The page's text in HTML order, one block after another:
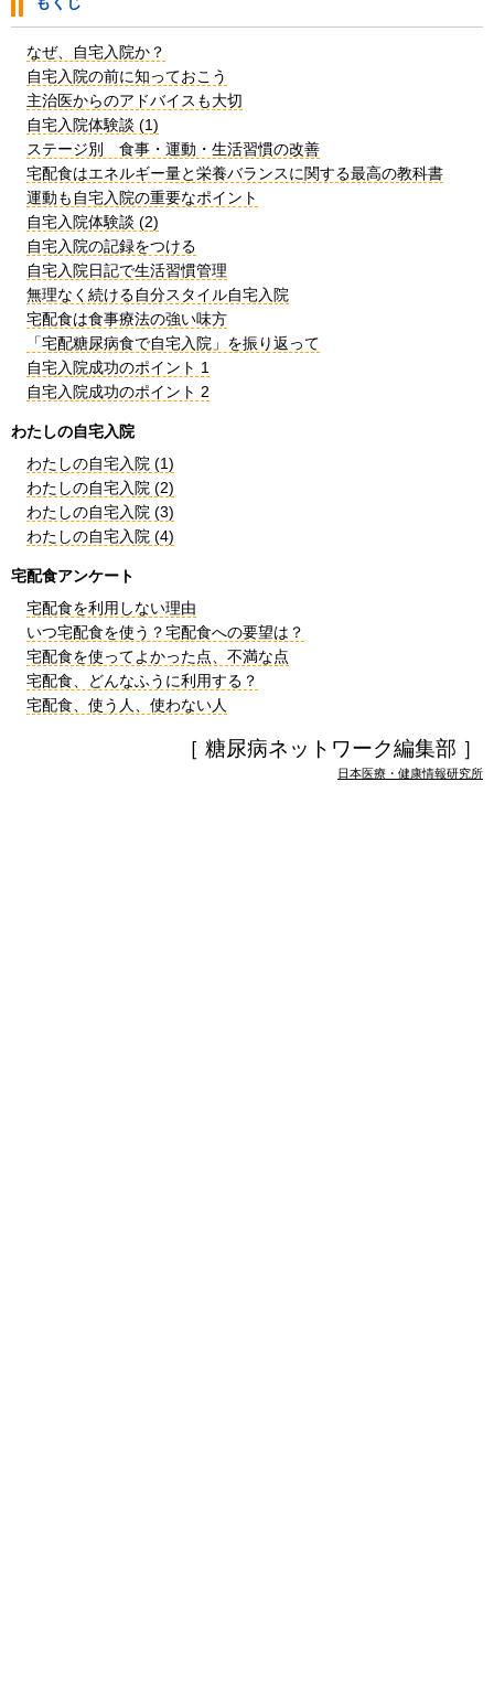
なぜ、自宅入院か？
自宅入院の前に知っておこう
主治医からのアドバイスも大切
自宅入院体験談 (1)
ステージ別 食事・運動・生活習慣の改善
宅配食はエネルギー量と栄養バランスに関する最高の教科書
運動も自宅入院の重要なポイント
自宅入院体験談 (2)
自宅入院の記録をつける
自宅入院日記で生活習慣管理
無理なく続ける自分スタイル自宅入院
宅配食は食事療法の強い味方
「宅配糖尿病食で自宅入院」を振り返って
自宅入院成功のポイント 1
自宅入院成功のポイント 2
わたしの自宅入院
わたしの自宅入院 (1)
わたしの自宅入院 (2)
わたしの自宅入院 (3)
わたしの自宅入院 (4)
宅配食アンケート
宅配食を利用しない理由
いつ宅配食を使う？宅配食への要望は？
宅配食を使ってよかった点、不満な点
宅配食、どんなふうに利用する？
宅配食、使う人、使わない人
［ 糖尿病ネットワーク編集部 ］
日本医療・健康情報研究所